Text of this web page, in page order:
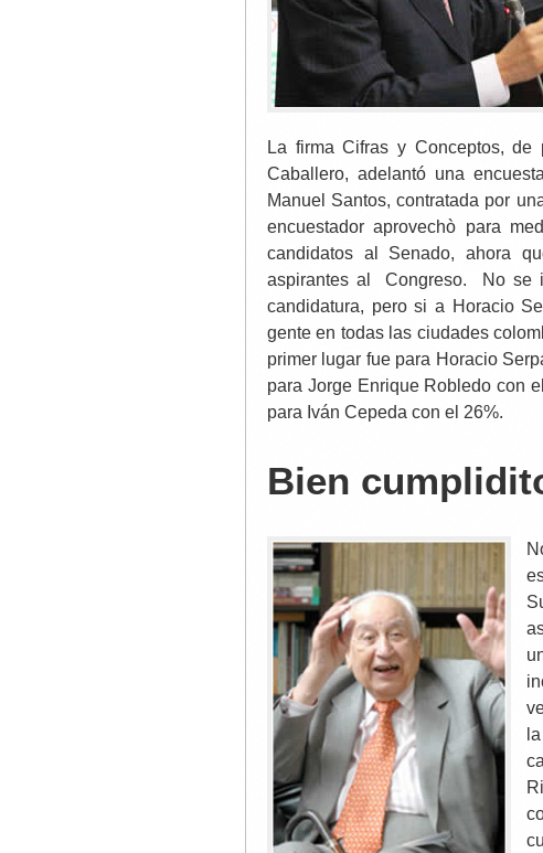
La firma Cifras y Conceptos,
Caballero, adelantó una
Manuel Santos, contratada por
encuestador aprovechò para
candidatos al Senado, ahora
aspirantes al Congreso. No se
candidatura, pero si a Horacio
gente en todas las ciudades
primer lugar fue para Horacio
para Jorge Enrique Robledo con
para Iván Cepeda con el 26%.
Bien